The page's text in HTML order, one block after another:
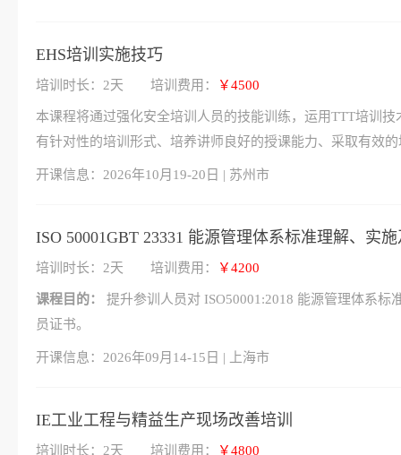
EHS培训实施技巧
培训时长：2天 培训费用： ￥4500
本课程将通过强化安全培训人员的技能训练，运用TTT培训
有针对性的培训形式、培养讲师良好的授课能力、采取有效
开课信息： 2026年10月19-20日 | 苏州市
ISO 50001GBT 23331 能源管理体系标准理解、实
培训时长：2天 培训费用： ￥4200
课程目的：
提升参训人员对 ISO50001:2018 能源管理体系
员证书。
开课信息： 2026年09月14-15日 | 上海市
IE工业工程与精益生产现场改善培训
培训时长：2天 培训费用： ￥4800